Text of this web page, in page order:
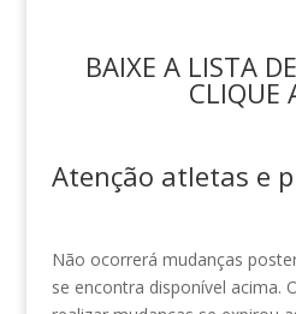
BAIXE A LISTA
CLIQUE
Atenção atletas e
Não ocorrerá mudanças
se encontra disponível acima.